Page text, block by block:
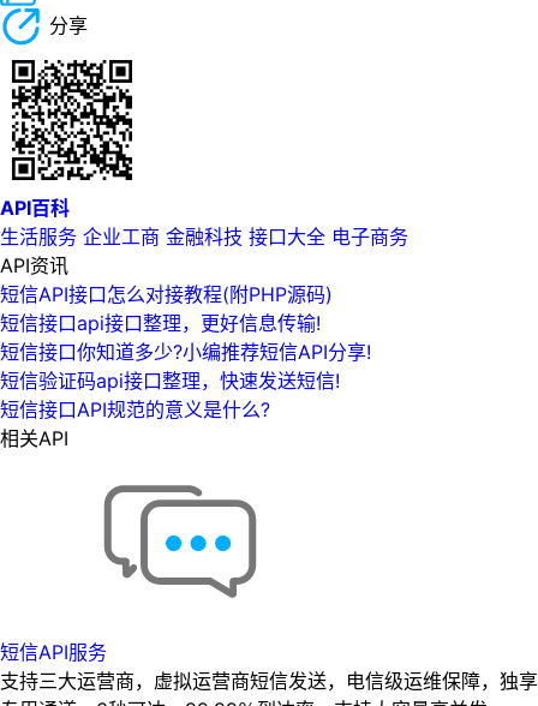
分享
API百科
生活服务 企业工商 金融科技 接口大全 电子商务
API资讯
短信API接口怎么对接教程(附PHP源码)
短信接口api接口整理，更好信息传输!
短信接口你知道多少?小编推荐短信API分享!
短信验证码api接口整理，快速发送短信!
短信接口API规范的意义是什么?
相关API
短信API服务
支持三大运营商，虚拟运营商短信发送，电信级运维保障，独享